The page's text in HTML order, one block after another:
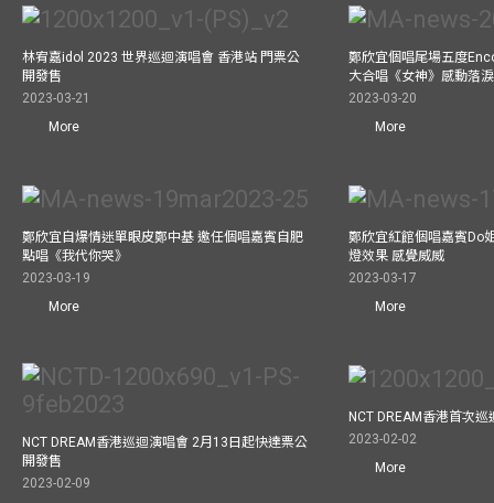
林宥嘉idol 2023 世界巡迴演唱會 香港站 門票公
開發售
2023-03-21
More
鄭欣宜個唱尾場五度
大合唱《女神》感動落淚
2023-03-20
More
鄭欣宜自爆情迷單眼皮鄭中基 邀任個唱嘉賓自肥
點唱《我代你哭》
2023-03-19
More
鄭欣宜紅館個唱嘉賓Do
燈效果 感覺威威
2023-03-17
More
NCT DREAM香港巡迴演唱會 2月13日起快達票公
開發售
2023-02-09
NCT DREAM香港首次
2023-02-02
More